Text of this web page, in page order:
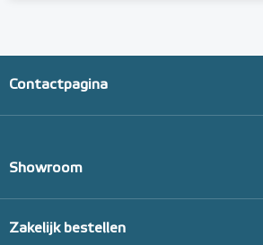
Contactpagina
Showroom
Zakelijk bestellen